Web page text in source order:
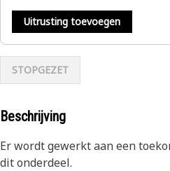
Uitrusting toevoegen
STOPGEZET
Beschrijving
Er wordt gewerkt aan een
dit onderdeel.